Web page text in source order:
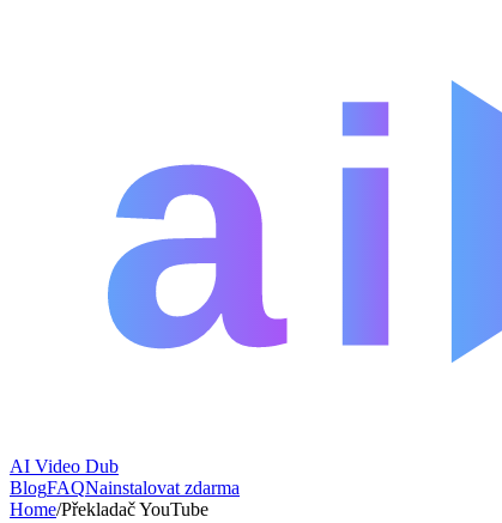
AI Video Dub
BlogFAQNainstalovat zdarma
Home/Překladač YouTube